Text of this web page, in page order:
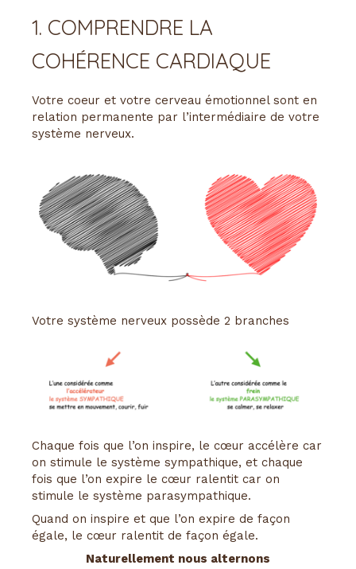
1. COMPRENDRE LA
COHÉRENCE CARDIAQUE
Votre coeur et votre cerveau émotionnel sont en
relation permanente par l’intermédiaire de votre
système nerveux.
Votre système nerveux possède 2 branches
Chaque fois que l’on inspire, le cœur accélère car
on stimule le système sympathique, et chaque
fois que l’on expire le cœur ralentit car on
stimule le système parasympathique.
Quand on inspire et que l’on expire de façon
égale, le cœur ralentit de façon égale.
Naturellement nous alternons